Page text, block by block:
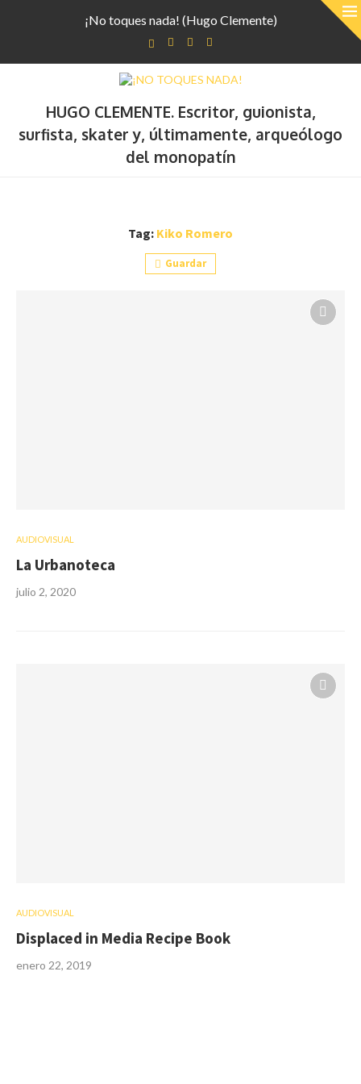
¡No toques nada! (Hugo Clemente)
HUGO CLEMENTE. Escritor, guionista,
surfista, skater y, últimamente, arqueólogo
del monopatín
Tag: Kiko Romero
Guardar
AUDIOVISUAL
La Urbanoteca
julio 2, 2020
AUDIOVISUAL
Displaced in Media Recipe Book
enero 22, 2019